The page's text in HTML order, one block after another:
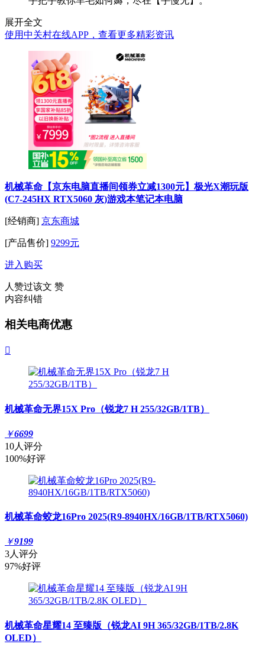
展开全文
使用中关村在线APP，查看更多精彩资讯
机械革命【京东电脑直播间领券立减1300元】极光X潮玩版
(C7-245HX RTX5060 灰)游戏本笔记本电脑
[经销商] 京东商城
[产品售价] 9299元
进入购买
人赞过该文 赞
内容纠错
相关电商优惠

机械革命无界15X Pro（锐龙7 H 255/32GB/1TB）
￥6699
10人评分
100%好评
机械革命蛟龙16Pro 2025(R9-8940HX/16GB/1TB/RTX5060)
￥9199
3人评分
97%好评
机械革命星耀14 至臻版（锐龙AI 9H 365/32GB/1TB/2.8K
OLED）